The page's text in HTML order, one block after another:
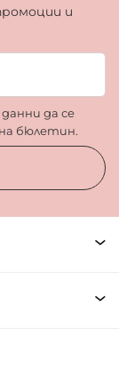
и
да се
бюлетин.